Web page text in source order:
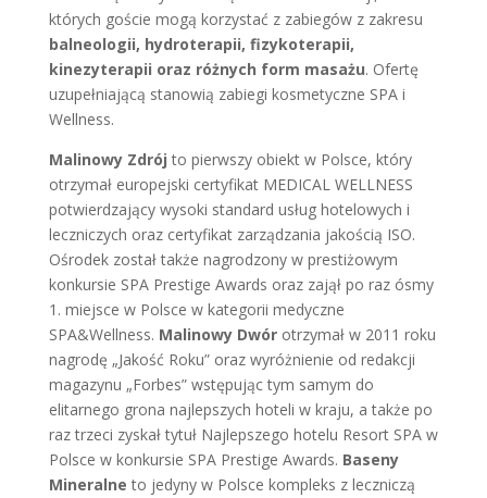
których goście mogą korzystać z zabiegów z zakresu
balneologii, hydroterapii, fizykoterapii,
kinezyterapii oraz różnych form masażu. Ofertę
uzupełniającą stanowią zabiegi kosmetyczne SPA i
Wellness.
Malinowy Zdrój to pierwszy obiekt w Polsce, który
otrzymał europejski certyfikat MEDICAL WELLNESS
potwierdzający wysoki standard usług hotelowych i
leczniczych oraz certyfikat zarządzania jakością ISO.
Ośrodek został także nagrodzony w prestiżowym
konkursie SPA Prestige Awards oraz zajął po raz ósmy
1. miejsce w Polsce w kategorii medyczne
SPA&Wellness. Malinowy Dwórotrzymał w 2011 roku
nagrodę „Jakość Roku” oraz wyróżnienie od redakcji
magazynu „Forbes” wstępując tym samym do
elitarnego grona najlepszych hoteli w kraju, a także po
raz trzeci zyskał tytuł Najlepszego hotelu Resort SPA w
Polsce w konkursie SPA Prestige Awards. Baseny
Mineralneto jedyny w Polsce kompleks z leczniczą